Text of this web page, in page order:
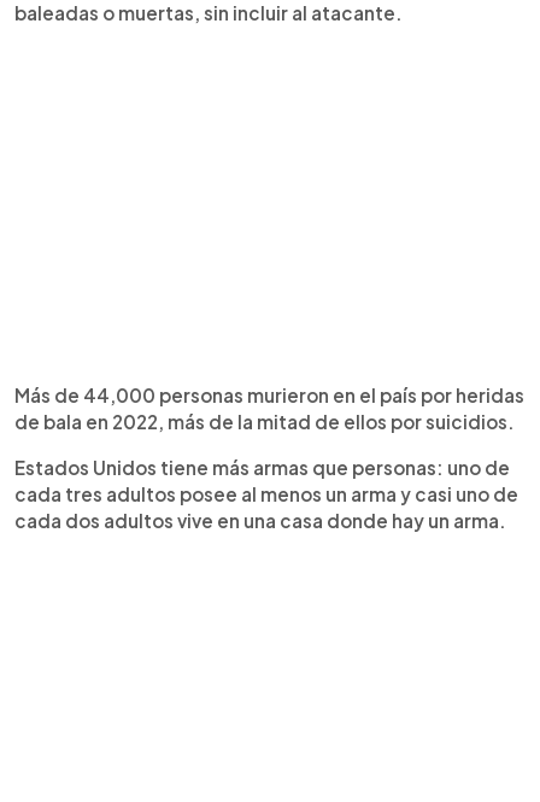
baleadas o muertas, sin incluir al atacante.
Más de 44,000 personas murieron en el país por heridas
de bala en 2022, más de la mitad de ellos por suicidios.
Estados Unidos tiene más armas que personas: uno de
cada tres adultos posee al menos un arma y casi uno de
cada dos adultos vive en una casa donde hay un arma.